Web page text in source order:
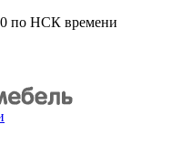
по НСК времени